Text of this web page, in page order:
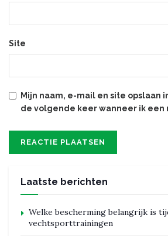
Site
Mijn naam, e-mail en site opslaan
de volgende keer wanneer ik een
Laatste berichten
Welke bescherming belangrijk is
vechtsporttrainingen